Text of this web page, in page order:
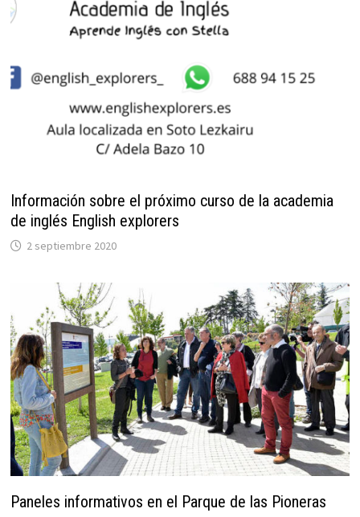
Información sobre el próximo curso de la academia
de inglés English explorers
2 septiembre 2020
Paneles informativos en el Parque de las Pioneras